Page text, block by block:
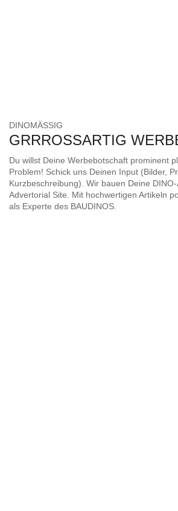
DINOMÄSSIG
GRRROSSARTIG
Du willst Deine Werbebotschaft prominent
Problem! Schick uns Deinen Input (Bilder,
Kurzbeschreibung). Wir bauen Deine
Advertorial Site. Mit hochwertigen Artikeln
als Experte des BAUDINOS.